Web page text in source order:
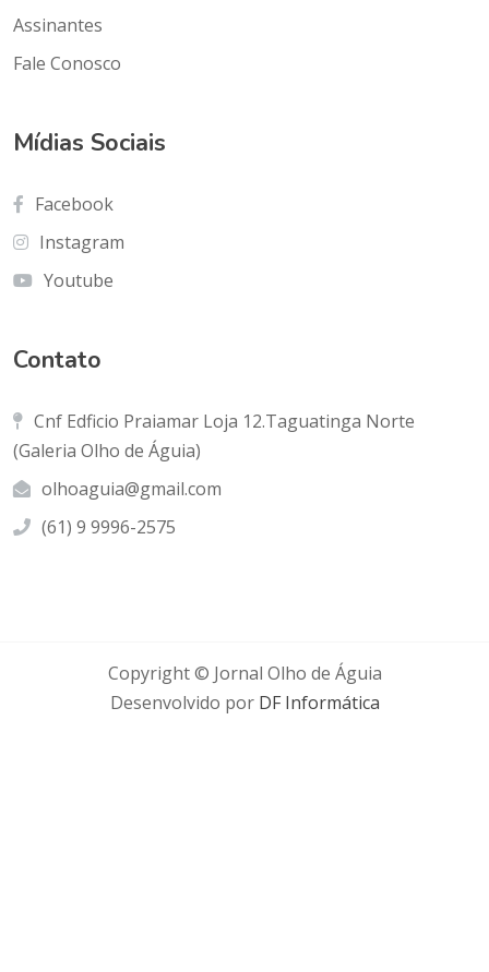
Assinantes
Fale Conosco
Mídias Sociais
Facebook
Instagram
Youtube
Contato
Cnf Edficio Praiamar Loja 12.Taguatinga Norte
(Galeria Olho de Águia)
olhoaguia@gmail.com
(61) 9 9996-2575
Copyright © Jornal Olho de Águia
Desenvolvido porDF Informática